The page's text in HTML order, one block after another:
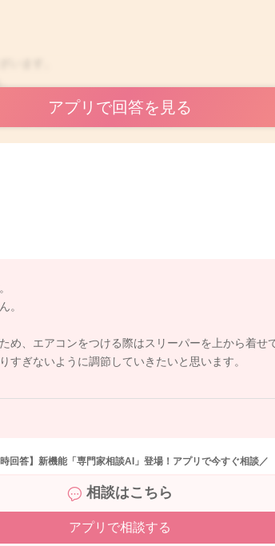
上がってしまうことがあります。
れていたでしょうか？
ほど経ってからも体温を見てもらったり、お体に触
態だけの様でしたら、様子を見ていただいていい様
アプリで回答を見る
。
め、エアコンをつける際はスリーパーを上から着せ
すぎないように調節していきたいと思います。
回答】新機能「専門家相談AI」登場！アプリで今すぐ相談／
相談はこちら
アプリで相談する